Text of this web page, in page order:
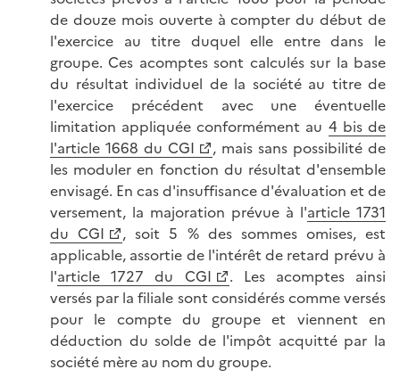
de douze mois ouverte à compter du début de
l'exercice au titre duquel elle entre dans le
groupe. Ces acomptes sont calculés sur la base
du résultat individuel de la société au titre de
l'exercice précédent avec une éventuelle
limitation appliquée conformément au 4 bis de
l'article 1668 du CGI
, mais sans possibilité de
les moduler en fonction du résultat d'ensemble
envisagé. En cas d'insuffisance d'évaluation et de
versement, la majoration prévue à l'article 1731
du CGI
, soit 5 % des sommes omises, est
applicable, assortie de l'intérêt de retard prévu à
l'article 1727 du CGI
. Les acomptes ainsi
versés par la filiale sont considérés comme versés
pour le compte du groupe et viennent en
déduction du solde de l'impôt acquitté par la
société mère au nom du groupe.